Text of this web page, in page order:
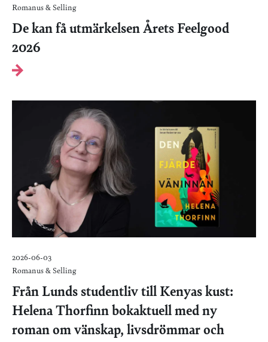
Romanus & Selling
De kan få utmärkelsen Årets Feelgood
2026
2026-06-03
Romanus & Selling
Från Lunds studentliv till Kenyas kust:
Helena Thorfinn bokaktuell med ny
roman om vänskap, livsdrömmar och